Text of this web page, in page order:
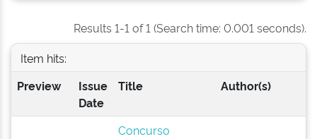
Results 1-1 of 1 (Search time: 0.001 seconds).
Item hits:
Preview
Issue
Date
Title Author(s)
Concurso